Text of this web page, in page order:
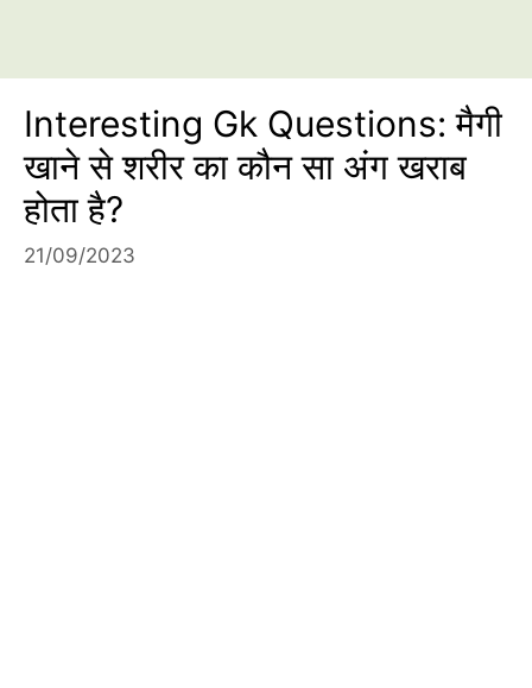
Interesting Gk Questions: मैगी
खाने से शरीर का कौन सा अंग खराब
होता है?
21/09/2023